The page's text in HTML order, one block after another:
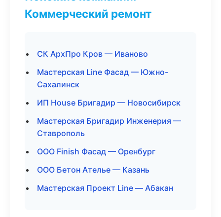
Коммерческий ремонт
СК АрхПро Кров — Иваново
Мастерская Line Фасад — Южно-
Сахалинск
ИП House Бригадир — Новосибирск
Мастерская Бригадир Инженерия —
Ставрополь
ООО Finish Фасад — Оренбург
ООО Бетон Ателье — Казань
Мастерская Проект Line — Абакан